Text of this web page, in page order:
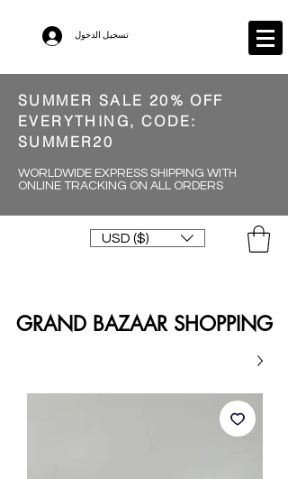
تسجيل الدخول
SUMMER SALE 20% OFF
EVERYTHING, CODE:
SUMMER20
WORLDWIDE EXPRESS SHIPPING WITH
ONLINE TRACKING ON ALL ORDERS
USD ($)
GRAND BAZAAR SHOPPING